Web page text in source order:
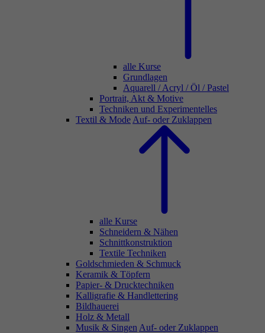
alle Kurse
Grundlagen
Aquarell / Acryl / Öl / Pastel
Portrait, Akt & Motive
Techniken und Experimentelles
Textil & Mode Auf- oder Zuklappen
alle Kurse
Schneidern & Nähen
Schnittkonstruktion
Textile Techniken
Goldschmieden & Schmuck
Keramik & Töpfern
Papier- & Drucktechniken
Kalligrafie & Handlettering
Bildhauerei
Holz & Metall
Musik & Singen Auf- oder Zuklappen